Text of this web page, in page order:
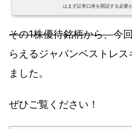
はまず証券口座を開設する必要
スが展開され、便利な一方でど
いてご紹介させていただきます
その1株優待銘柄から、今
らえるジャパンベストレ
ました。
ぜひご覧ください！